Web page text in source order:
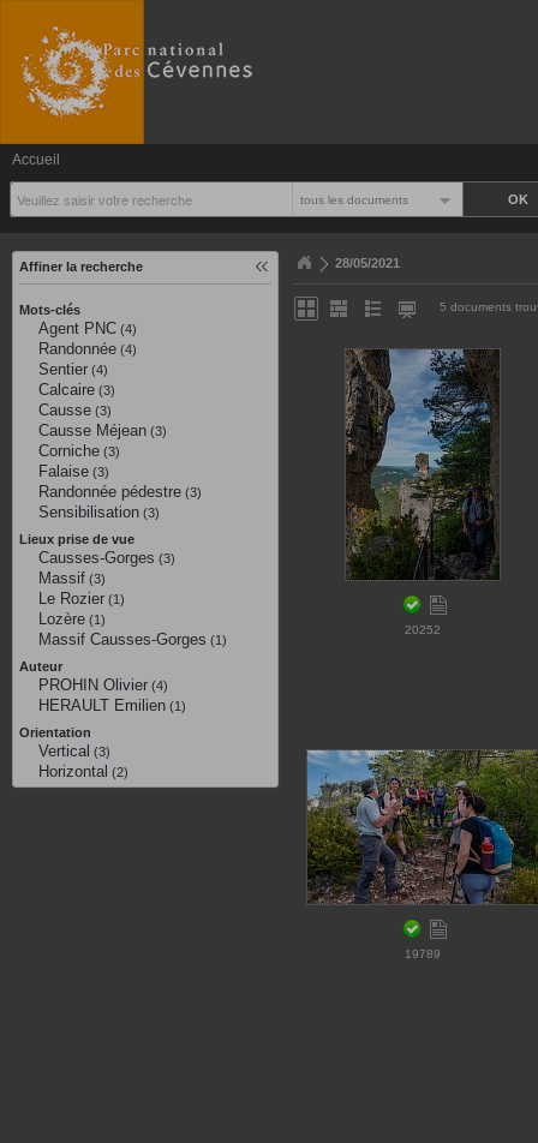
Accueil
tous les documents
Affiner la recherche
Mots-clés
Agent PNC (4)
Randonnée (4)
Sentier (4)
Calcaire (3)
Causse (3)
Causse Méjean (3)
Corniche (3)
Falaise (3)
Randonnée pédestre (3)
Sensibilisation (3)
Lieux prise de vue
Causses-Gorges (3)
Massif (3)
Le Rozier (1)
Lozère (1)
Massif Causses-Gorges (1)
Auteur
PROHIN Olivier (4)
HERAULT Emilien (1)
Orientation
Vertical (3)
Horizontal (2)
28/05/2021
5 documents
20252
19789